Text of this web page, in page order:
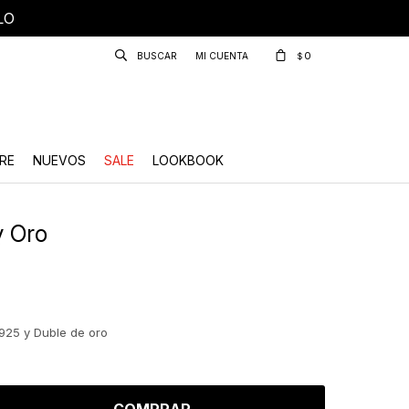
NUEVOS SALE LOOKBOOK
$ 0
Oro
y Duble de oro